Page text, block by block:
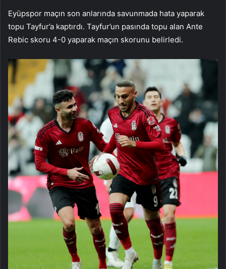
Eyüpspor maçın son anlarında savunmada hata yaparak
topu Tayfur’a kaptırdı. Tayfur’un pasında topu alan Ante
Rebic skoru 4-0 yaparak maçın skorunu belirledi.